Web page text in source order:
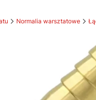
Normalia warsztatowe